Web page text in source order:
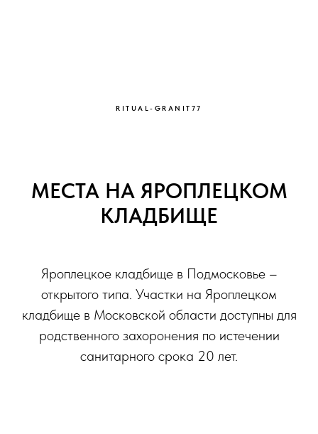
RITUAL-GRANIT77
МЕСТА НА ЯРОПЛЕЦКОМ
КЛАДБИЩЕ
Яроплецкое кладбище в Подмосковье –
открытого типа. Участки на Яроплецком
кладбище в Московской области доступны для
родственного захоронения по истечении
санитарного срока 20 лет.